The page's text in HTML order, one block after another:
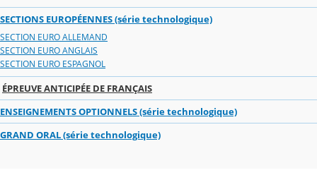
SECTIONS EUROPÉENNES (série technologique)
SECTION EURO ALLEMAND
SECTION EURO ANGLAIS
SECTION EURO ESPAGNOL
ÉPREUVE ANTICIPÉE DE FRANÇAIS
ENSEIGNEMENTS OPTIONNELS (série technologique)
GRAND ORAL (série technologique)